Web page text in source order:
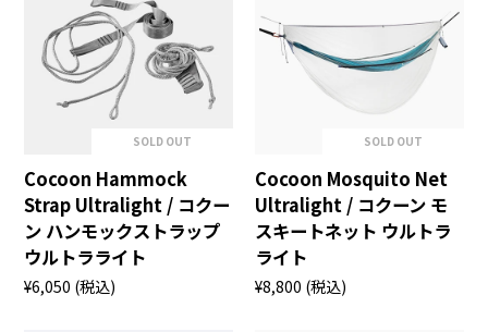
SOLD OUT
Cocoon Hammock
Strap Ultralight / コクー
ン ハンモックストラップ
ウルトラライト
¥6,050 (税込)
SOLD OUT
Cocoon Mosquito Net
Ultralight / コクーン モ
スキートネット ウルトラ
ライト
¥8,800 (税込)